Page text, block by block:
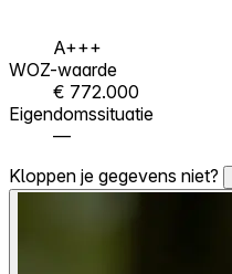
A+++
WOZ-waarde
€ 772.000
Eigendomssituatie
—
Kloppen je gegevens niet?